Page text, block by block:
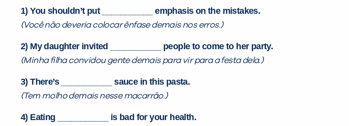
1) You shouldn’t put ___________ emphasis on the mistakes.
(Você não deveria colocar ênfase demais nos erros.)
2) My daughter invited ___________ people to come to her party.
(Minha filha convidou gente demais para vir para a festa dela.)
3) There’s ___________ sauce in this pasta.
(Tem molho demais nesse macarrão.)
4) Eating ___________ is bad for your health.